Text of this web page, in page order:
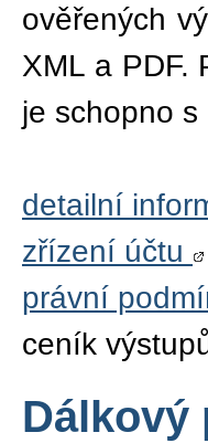
ověřených
XML a PDF.
je schopno
detailní
zřízení účtu
právní
ceník
Dálkový